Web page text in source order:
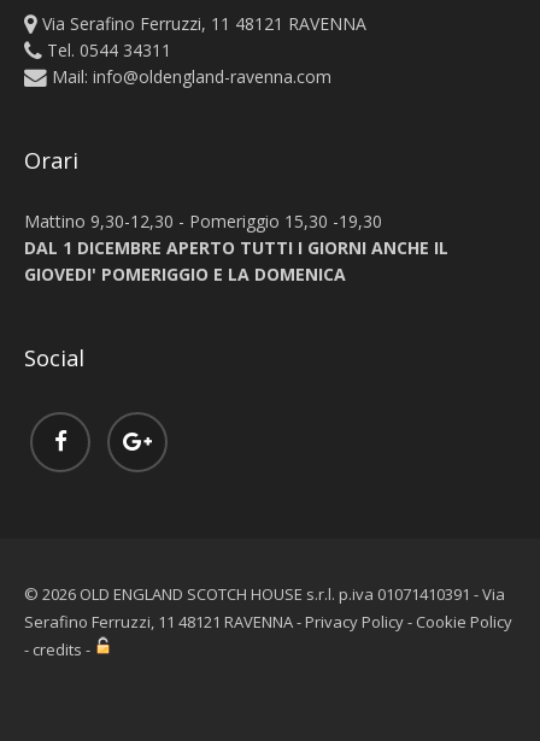
Via Serafino Ferruzzi, 11 48121 RAVENNA
Tel. 0544 34311
Mail: info@oldengland-ravenna.com
Orari
Mattino 9,30-12,30 - Pomeriggio 15,30 -19,30
DAL 1 DICEMBRE APERTO TUTTI I GIORNI ANCHE IL
GIOVEDI' POMERIGGIO E LA DOMENICA
Social
© 2026 OLD ENGLAND SCOTCH HOUSE s.r.l. p.iva 01071410391 - Via
Serafino Ferruzzi, 11 48121 RAVENNA - Privacy Policy- Cookie Policy
- credits -